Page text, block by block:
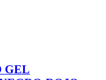
GEL